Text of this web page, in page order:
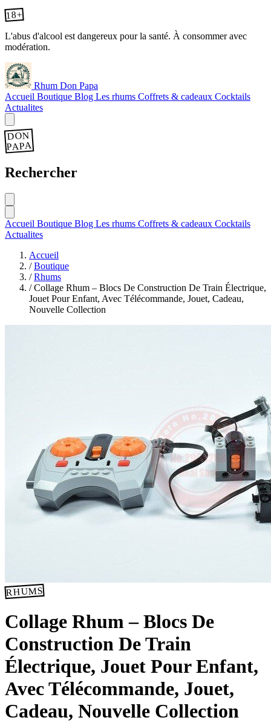
18+
L'abus d'alcool est dangereux pour la santé. À consommer avec
modération.
Rhum Don Papa
Accueil Boutique Blog Les rhums Coffrets & cadeaux Cocktails
Actualites
DON
PAPA
Rechercher
Accueil Boutique Blog Les rhums Coffrets & cadeaux Cocktails
Actualites
Accueil
/ Boutique
/ Rhums
/ Collage Rhum – Blocs De Construction De Train Électrique,
Jouet Pour Enfant, Avec Télécommande, Jouet, Cadeau,
Nouvelle Collection
RHUMS
Collage Rhum – Blocs De
Construction De Train
Électrique, Jouet Pour Enfant,
Avec Télécommande, Jouet,
Cadeau, Nouvelle Collection